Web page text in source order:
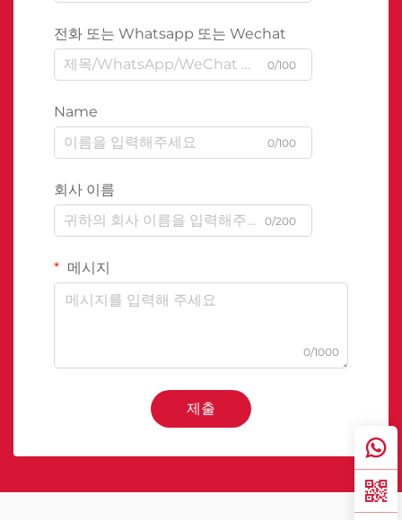
전화 또는 Whatsapp 또는 Wechat
0/100
Name
0/100
회사 이름
0/200
메시지
0/1000
제출